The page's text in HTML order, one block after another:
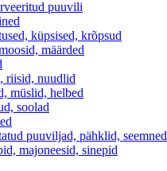
puuvili
küpsised, krõpsud
määrded
riisid, nuudlid
müslid, helbed
soolad
puuviljad, pähklid, seemned
majoneesid, sinepid